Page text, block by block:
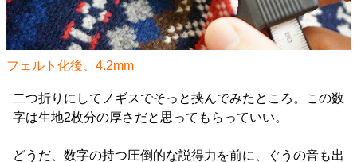
フェルト化後、4.2mm
二つ折りにしてノギスでそっと挟んでみたところ。この数
字は生地2枚分の厚さだと思ってもらっていい。
どうだ、数字の持つ圧倒的な説得力を前に、ぐうの音も出